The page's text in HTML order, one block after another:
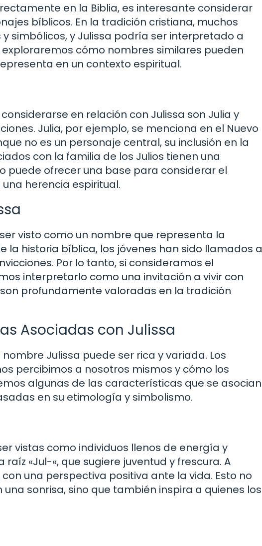
en la Biblia, es interesante considerar
bíblicos. En la tradición cristiana, muchos
simbólicos, y Julissa podría ser interpretado a
cómo nombres similares pueden
en un contexto espiritual.
en relación con Julissa son Julia y
Julia, por ejemplo, se menciona en el Nuevo
no es un personaje central, su inclusión en la
con la familia de los Julios tienen una
puede ofrecer una base para considerar el
herencia espiritual.
visto como un nombre que representa la
la historia bíblica, los jóvenes han sido llamados a
Por lo tanto, si consideramos el
interpretarlo como una invitación a vivir con
profundamente valoradas en la tradición
Asociadas con Julissa
Julissa puede ser rica y variada. Los
percibimos a nosotros mismos y cómo los
algunas de las características que se asocian
en su etimología y simbolismo.
vistas como individuos llenos de energía y
«Jul-«, que sugiere juventud y frescura. A
una perspectiva positiva ante la vida. Esto no
sonrisa, sino que también inspira a quienes los